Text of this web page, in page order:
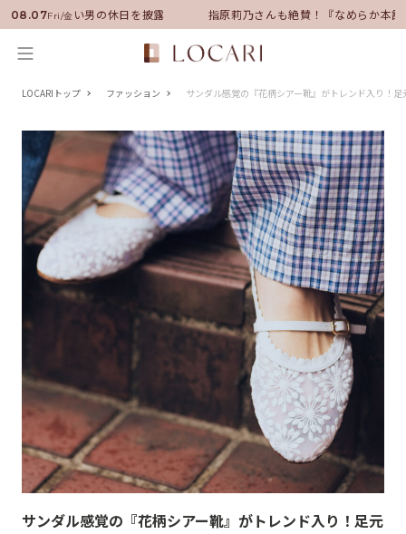
08.07Fri/金
に就任！いい男の休日を披露 指原莉乃さんも絶賛！『なめらか本舗
LOCARIトップ ファッション サンダル感覚の『花柄シアー靴』がトレンド入り！
サンダル感覚の『花柄シアー靴』がトレンド入り！足元